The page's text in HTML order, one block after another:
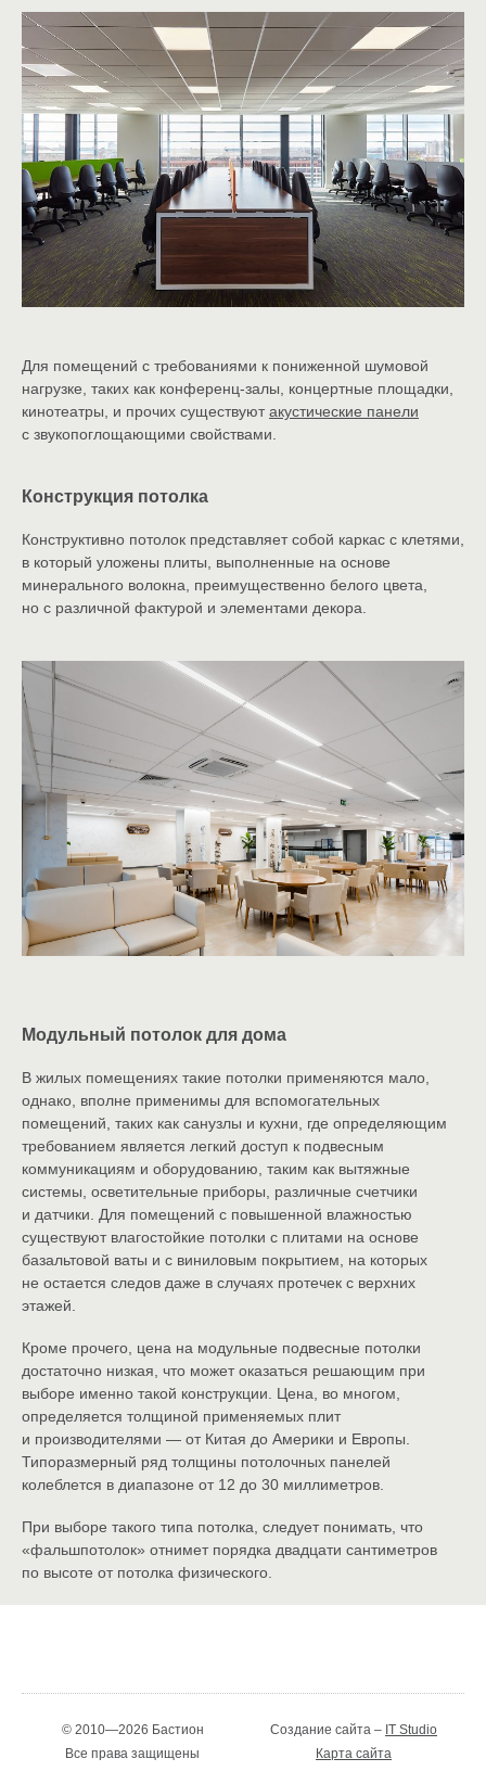
Для помещений с требованиями к пониженной шумовой
нагрузке, таких как конференц-залы , концертные площадки,
кинотеатры, и прочих существуютакустические панели
с звукопоглощающими свойствами.
Конструкция потолка
Конструктивно потолок представляет собой каркас с клетями,
в который уложены плиты, выполненные на основе
минерального волокна, преимущественно белого цвета,
но с различной фактурой и элементами декора.
Модульный потолок для дома
В жилых помещениях такие потолки применяются мало,
однако, вполне применимы для вспомогательных
помещений, таких как санузлы и кухни, где определяющим
требованием является легкий доступ к подвесным
коммуникациям и оборудованию, таким как вытяжные
системы, осветительные приборы, различные счетчики
и датчики. Для помещений с повышенной влажностью
существуют влагостойкие потолки с плитами на основе
базальтовой ваты и с виниловым покрытием, на которых
не остается следов даже в случаях протечек с верхних
этажей.
Кроме прочего, цена на модульные подвесные потолки
достаточно низкая, что может оказаться решающим при
выборе именно такой конструкции. Цена, во многом,
определяется толщиной применяемых плит
и производителями — от Китая до Америки и Европы.
Типоразмерный ряд толщины потолочных панелей
колеблется в диапазоне от 12 до 30 миллиметров.
При выборе такого типа потолка, следует понимать, что
«фальшпотолок» отнимет порядка двадцати сантиметров
по высоте от потолка физического.
Создание сайта – IT Studio
Карта сайта
© 2010—2026 Бастион
Все права защищены